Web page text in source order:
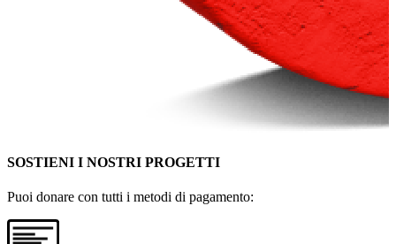
SOSTIENI I NOSTRI PROGETTI
Puoi donare con tutti i metodi di pagamento: